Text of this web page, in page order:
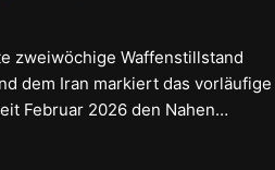
zweiwöchige Waffenstillstand
dem Iran markiert das vorläufige
Februar 2026 den Nahen…